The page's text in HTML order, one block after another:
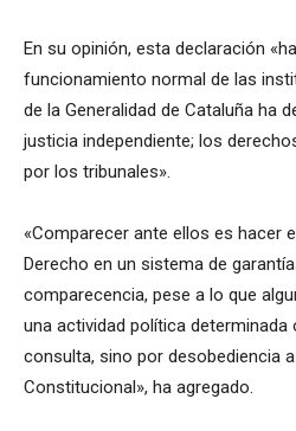
En su opinión, esta declaración
funcionamiento normal de las
de la Generalidad de Cataluña ha
justicia independiente; los
por los tribunales».
«Comparecer ante ellos es hacer
Derecho en un sistema de
comparecencia, pese a lo que
una actividad política determinada
consulta, sino por desobediencia
Constitucional», ha agregado.